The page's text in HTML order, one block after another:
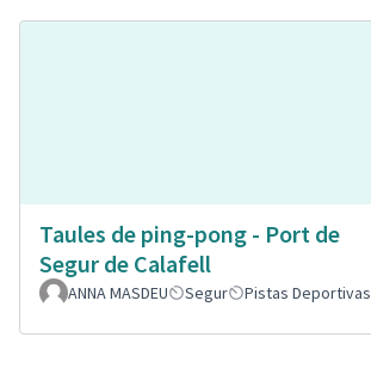
Taules de ping-pong - Port de
Segur de Calafell
ANNA MASDEU Segur Pistas Deportivas